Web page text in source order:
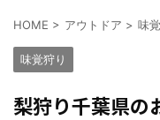
HOME > アウトドア > 味
味覚狩り
梨狩り千葉県の